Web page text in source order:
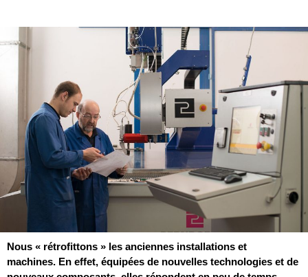
Nous « rétrofittons » les anciennes installations et
machines. En effet, équipées de nouvelles technologies et de